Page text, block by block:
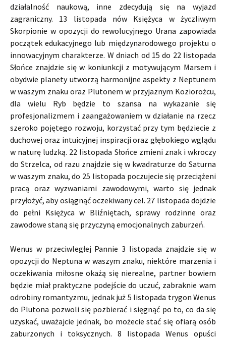
działalność naukową, inne zdecydują się na wyjazd
zagraniczny. 13 listopada nów Księżyca w życzliwym
Skorpionie w opozycji do rewolucyjnego Urana zapowiada
początek edukacyjnego lub międzynarodowego projektu o
innowacyjnym charakterze. W dniach od 15 do 22 listopada
Słońce znajdzie się w koniunkcji z motywującym Marsem i
obydwie planety utworzą harmonijne aspekty z Neptunem
w waszym znaku oraz Plutonem w przyjaznym Koziorożcu,
dla wielu Ryb będzie to szansa na wykazanie się
profesjonalizmem i zaangażowaniem w działanie na rzecz
szeroko pojętego rozwoju, korzystać przy tym będziecie z
duchowej oraz intuicyjnej inspiracji oraz głębokiego wglądu
w naturę ludzką. 22 listopada Słońce zmieni znak i wkroczy
do Strzelca, od razu znajdzie się w kwadraturze do Saturna
w waszym znaku, do 25 listopada poczujecie się przeciążeni
pracą oraz wyzwaniami zawodowymi, warto się jednak
przyłożyć, aby osiągnąć oczekiwany cel. 27 listopada dojdzie
do pełni Księżyca w Bliźniętach, sprawy rodzinne oraz
zawodowe staną się przyczyną emocjonalnych zaburzeń.
Wenus w przeciwległej Pannie 3 listopada znajdzie się w
opozycji do Neptuna w waszym znaku, niektóre marzenia i
oczekiwania miłosne okażą się nierealne, partner bowiem
będzie miał praktyczne podejście do uczuć, zabraknie wam
odrobiny romantyzmu, jednak już 5 listopada trygon Wenus
do Plutona pozwoli się pozbierać i sięgnąć po to, co da się
uzyskać, uważajcie jednak, bo możecie stać się ofiarą osób
zaburzonych i toksycznych. 8 listopada Wenus opuści